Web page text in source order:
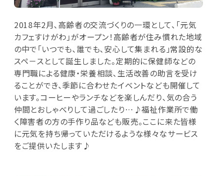
2018年2月、高齢者の交流づくりの一環として、「元気
カフェすけがわ」がオープン！高齢者が住み慣れた地域
の中で「いつでも、誰でも、安心して集まれる」常設的な
スペ－スとして誕生しました。定期的に保健師などの
専門職による健康・栄養相談、生活改善の助言を受け
ることができ、季節に合わせたイベントなども開催して
います。コーヒーやランチなどを楽しんだり、気の合う
仲間とおしゃべりして過ごしたり…♪福祉作業所で働
く障害者の方の手作り品なども販売。ここに来た皆様
に元気を持ち帰っていただけるような様々なサービス
をご提供いたします♪